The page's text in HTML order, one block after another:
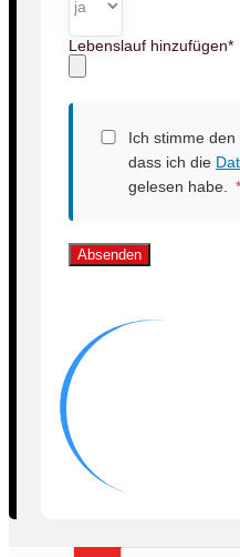
Lebenslauf hinzufügen*
Ich stimme den
dass ich die
gelesen habe. *
Absenden